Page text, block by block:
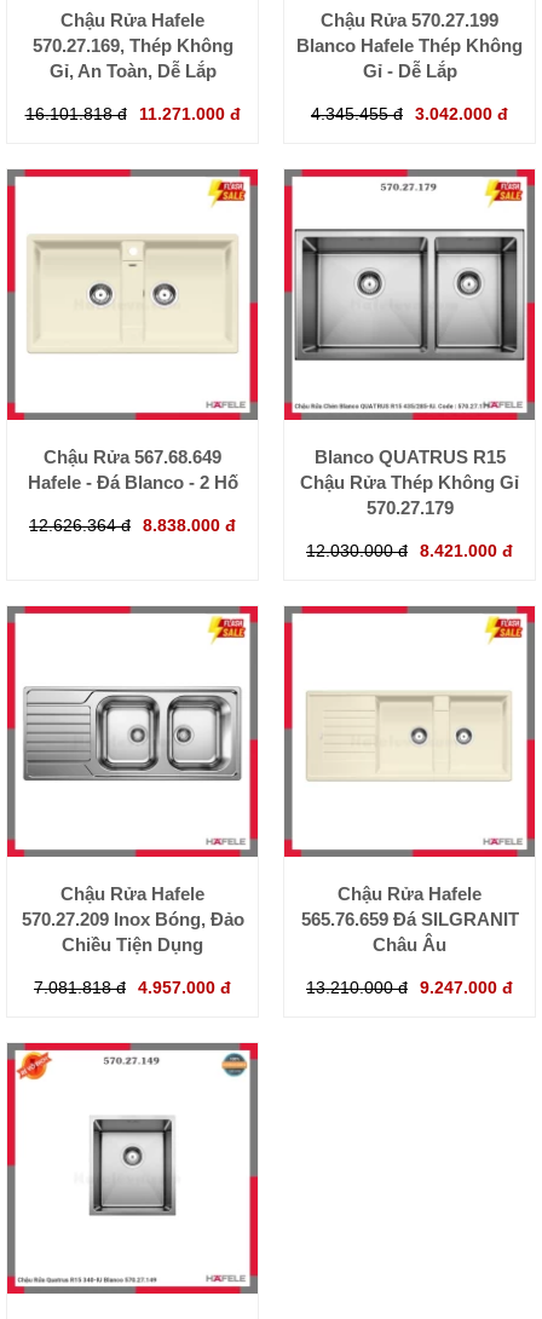
Chậu Rửa Hafele
570.27.169, Thép Không
Gỉ, An Toàn, Dễ Lắp
16.101.818 đ 11.271.000 đ
Chậu Rửa 570.27.199
Blanco Hafele Thép Không
Gỉ - Dễ Lắp
4.345.455 đ 3.042.000 đ
Chậu Rửa 567.68.649
Hafele - Đá Blanco - 2 Hố
12.626.364 đ 8.838.000 đ
Blanco QUATRUS R15
Chậu Rửa Thép Không Gỉ
570.27.179
12.030.000 đ 8.421.000 đ
Chậu Rửa Hafele
570.27.209 Inox Bóng, Đảo
Chiều Tiện Dụng
7.081.818 đ 4.957.000 đ
Chậu Rửa Hafele
565.76.659 Đá SILGRANIT
Châu Âu
13.210.000 đ 9.247.000 đ